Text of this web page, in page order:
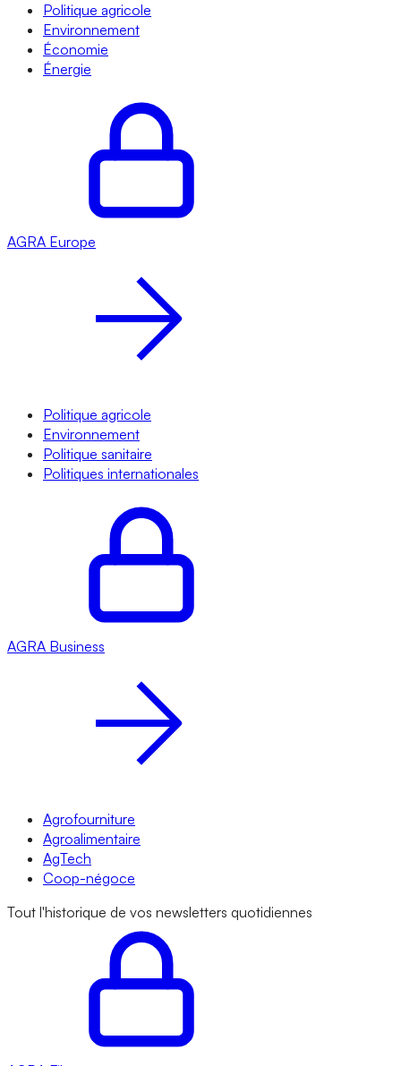
Politique agricole
Environnement
Économie
Énergie
AGRA Europe
Politique agricole
Environnement
Politique sanitaire
Politiques internationales
AGRA Business
Agrofourniture
Agroalimentaire
AgTech
Coop-négoce
Tout l'historique de vos newsletters quotidiennes